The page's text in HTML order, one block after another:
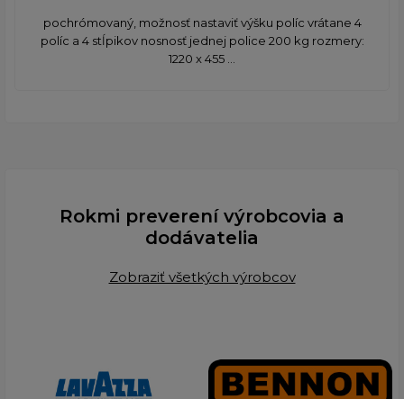
pochrómovaný, možnosť nastaviť výšku políc vrátane 4
políc a 4 stĺpikov nosnosť jednej police 200 kg rozmery:
1220 x 455 ...
Rokmi preverení výrobcovia a
dodávatelia
Zobraziť všetkých výrobcov